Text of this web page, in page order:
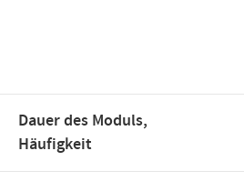
Dauer des Moduls,
Häufigkeit